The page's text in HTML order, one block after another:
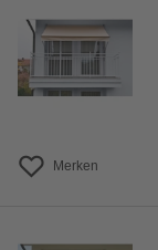
Merken